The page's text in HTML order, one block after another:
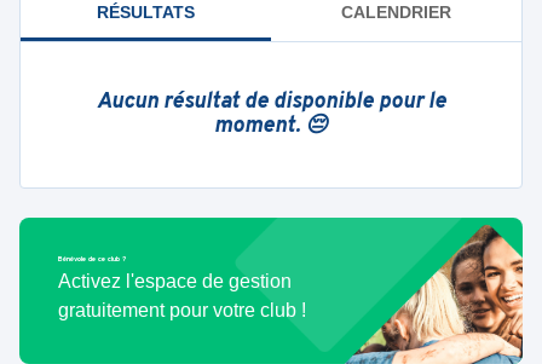
RÉSULTATS CALENDRIER
Aucun résultat de disponible pour le
moment. 😔
Bénévole de ce club ?
Activez l'espace de gestion
gratuitement pour votre club !